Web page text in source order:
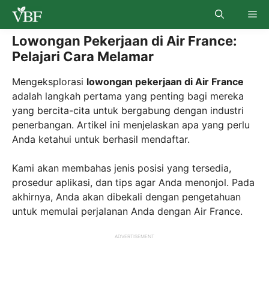
Skip
content
Lowongan Pekerjaan di Air France:
Pelajari Cara Melamar
Mengeksplorasi lowongan pekerjaan di Air France
adalah langkah pertama yang penting bagi mereka
yang bercita-cita untuk bergabung dengan industri
penerbangan. Artikel ini menjelaskan apa yang perlu
Anda ketahui untuk berhasil mendaftar.
Kami akan membahas jenis posisi yang tersedia,
prosedur aplikasi, dan tips agar Anda menonjol. Pada
akhirnya, Anda akan dibekali dengan pengetahuan
untuk memulai perjalanan Anda dengan Air France.
ADVERTISEMENT